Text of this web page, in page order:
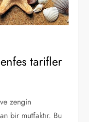
tarifler
zengin
bir mutfaktır. Bu